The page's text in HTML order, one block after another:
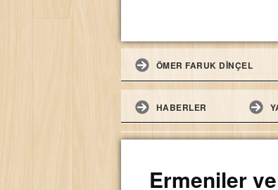
ÖMER FARUK DİNÇEL
HABERLER
Ermeniler